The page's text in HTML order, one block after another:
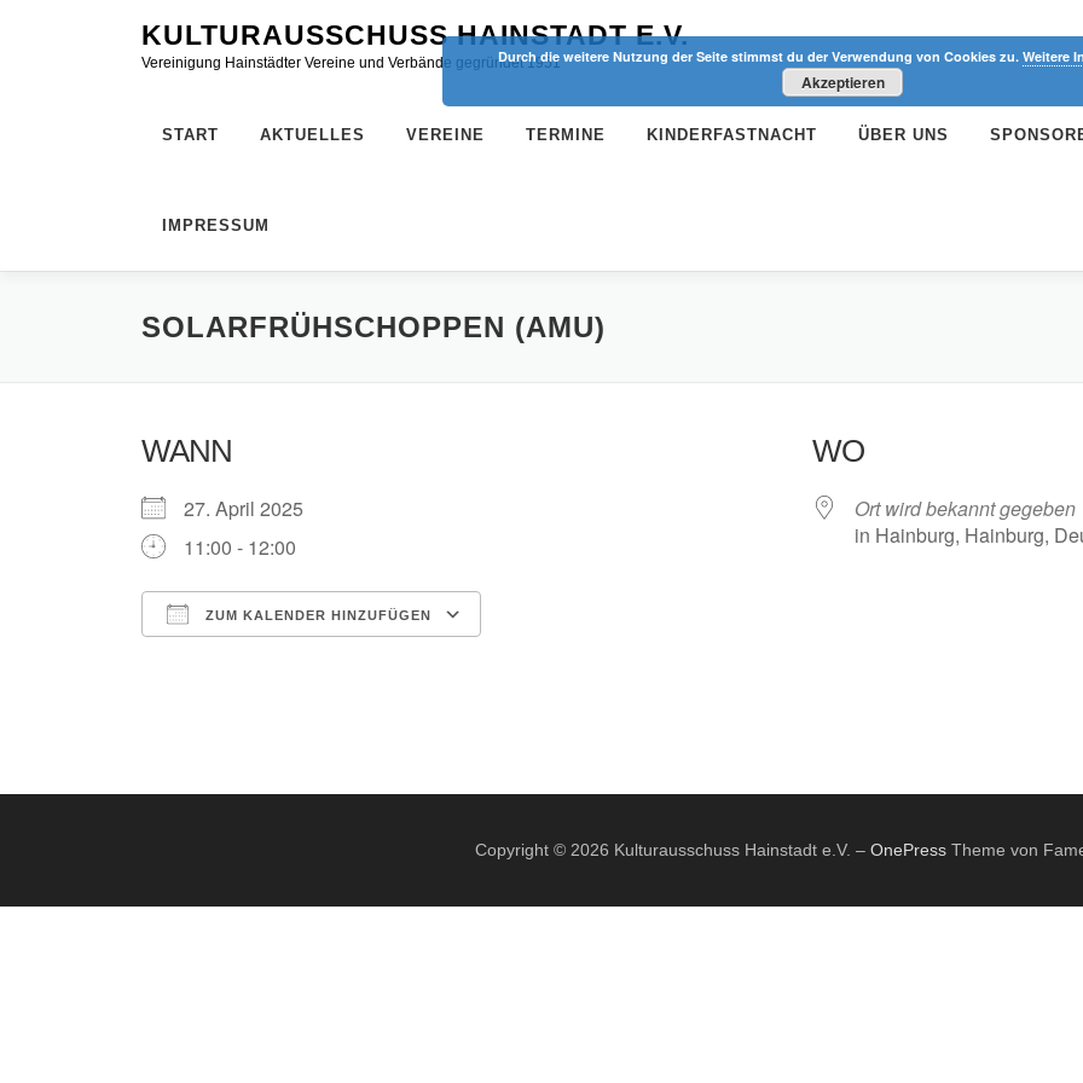
KULTURAUSSCHUSS HAINSTADT E.V.
Vereinigung Hainstädter Vereine und Verbände gegründet 1951
START AKTUELLES VEREINE TERMINE KINDERFASTNACHT ÜBER UNS
IMPRESSUM
SOLARFRÜHSCHOPPEN (AMU)
WANN
27. April 2025
11:00 - 12:00
ZUM KALENDER HINZUFÜGEN
WO
Ort wird bekannt gegeben
in Hainburg, Hainburg,
Copyright © 2026 Kulturausschuss Hainstadt e.V. – OnePressTheme von
Durch die weitere Nutzung der Seite stimmst du der Verwendung von Cookies zu. Weitere
Akzeptieren